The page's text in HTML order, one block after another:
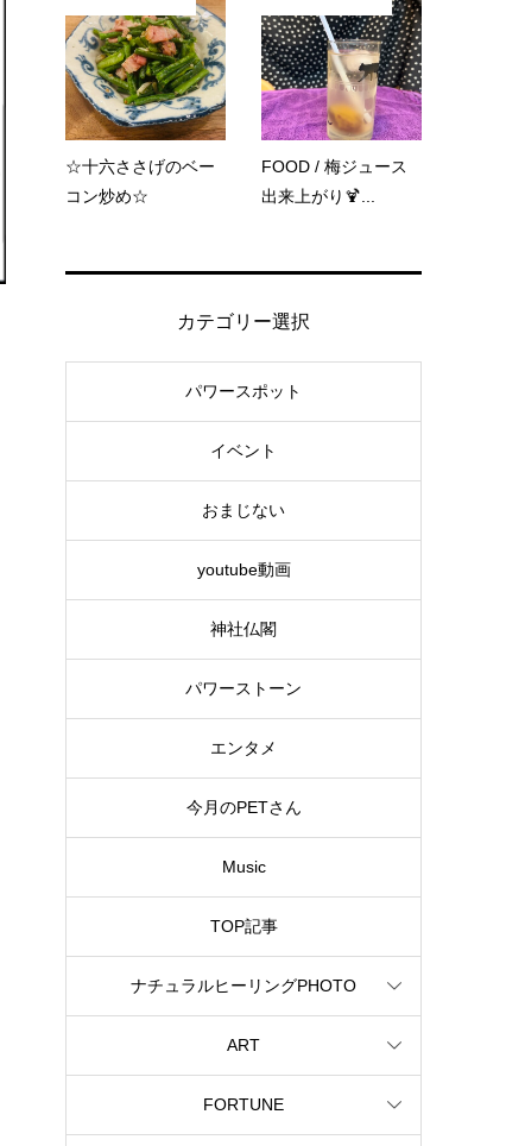
☆十六ささげのベー
コン炒め☆
FOOD / 梅ジュース
出来上がり🍹...
カテゴリー選択
パワースポット
イベント
おまじない
youtube動画
神社仏閣
パワーストーン
エンタメ
今月のPETさん
Music
TOP記事
ナチュラルヒーリングPHOTO
ART
FORTUNE